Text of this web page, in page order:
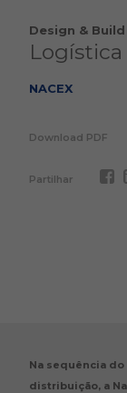
Design & Build
Logística
NACEX
Download PDF
Partilhar
Na sequência
distribuição, a